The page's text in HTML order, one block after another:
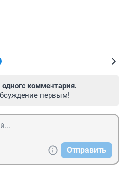
комментария.
первым!
Отправить